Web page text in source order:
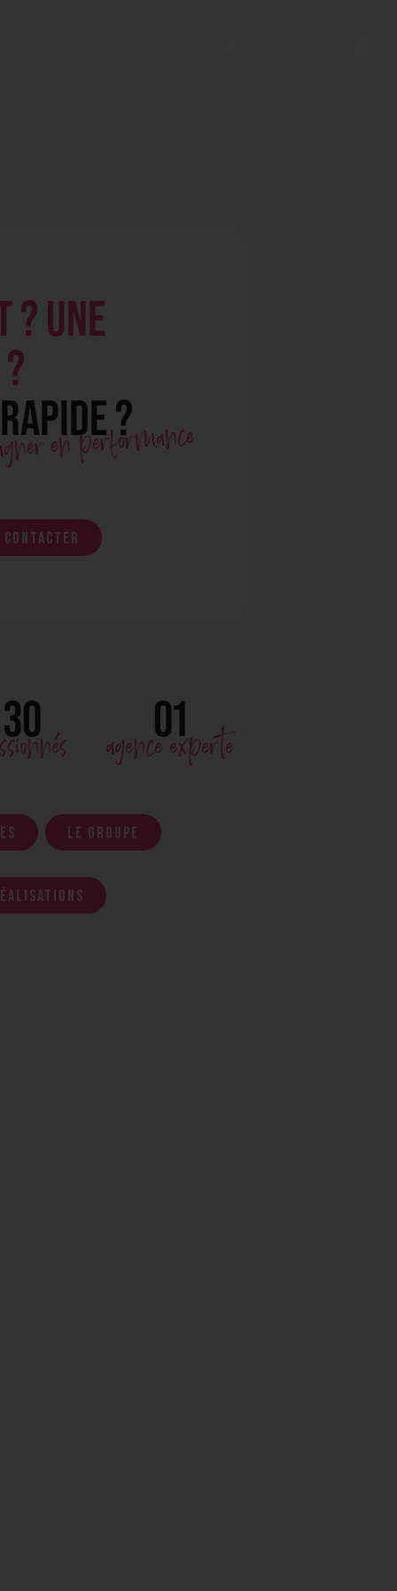
? UNE
?
en performance
contacter
30 01
agence experte
Le groupe